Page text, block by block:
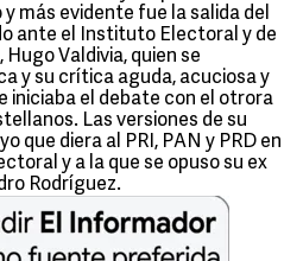
más evidente fue la salida del
ante el Instituto Electoral y de
Valdivia, quien se
y su crítica aguda, acuciosa y
iniciaba el debate con el otrora
Las versiones de su
que diera al PRI, PAN y PRD en
y a la que se opuso su ex
Rodríguez.